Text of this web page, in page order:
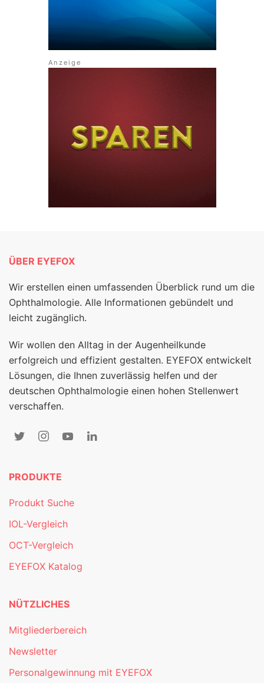
ÜBER EYEFOX
Wir erstellen einen umfassenden Überblick rund um die
Ophthalmologie. Alle Informationen gebündelt und
leicht zugänglich.
Wir wollen den Alltag in der Augenheilkunde
erfolgreich und effizient gestalten. EYEFOX entwickelt
Lösungen, die Ihnen zuverlässig helfen und der
deutschen Ophthalmologie einen hohen Stellenwert
verschaffen.
PRODUKTE
Produkt Suche
IOL-Vergleich
OCT-Vergleich
EYEFOX Katalog
NÜTZLICHES
Mitgliederbereich
Newsletter
Personalgewinnung mit EYEFOX